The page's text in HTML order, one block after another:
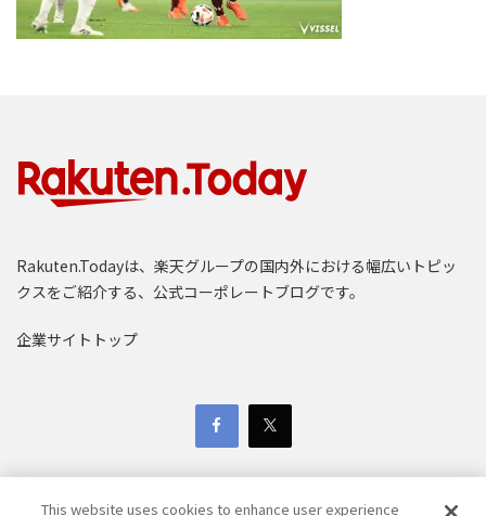
Rakuten.Todayは、楽天グループの国内外における幅広いトピッ
クスをご紹介する、公式コーポレートブログです。
企業サイトトップ
This website uses cookies to enhance user experience